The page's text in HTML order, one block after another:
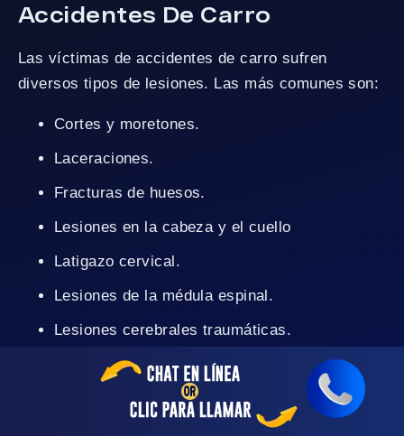
Accidentes De Carro
Las víctimas de accidentes de carro sufren
diversos tipos de lesiones. Las más comunes son:
Cortes y moretones.
Laceraciones.
Fracturas de huesos.
Lesiones en la cabeza y el cuello
Latigazo cervical.
Lesiones de la médula espinal.
Lesiones cerebrales traumáticas.